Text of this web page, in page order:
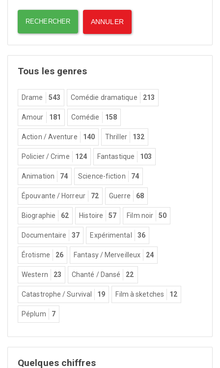
Tous les genres
Drame 543 Comédie dramatique 213
Amour 181 Comédie 158
Action / Aventure 140 Thriller 132
Policier / Crime 124 Fantastique 103
Animation 74 Science-fiction 74
Épouvante / Horreur 72 Guerre 68
Biographie 62 Histoire 57 Film noir 50
Documentaire 37 Expérimental 36
Érotisme 26 Fantasy / Merveilleux 24
Western 23 Chanté / Dansé 22
Catastrophe / Survival 19 Film à sketches 12
Péplum 7
Quelques chiffres